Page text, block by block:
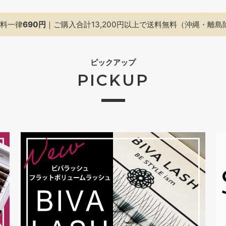
一律690円 ｜ご購入合計13,200円以上で送料無料（沖縄・離島
ピックアップ
PICKUP